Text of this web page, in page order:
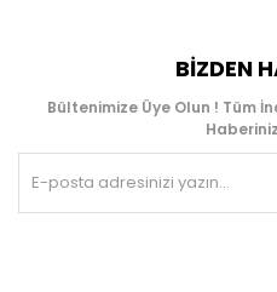
BIZDEN
Bültenimize Üye Olun ! Tüm